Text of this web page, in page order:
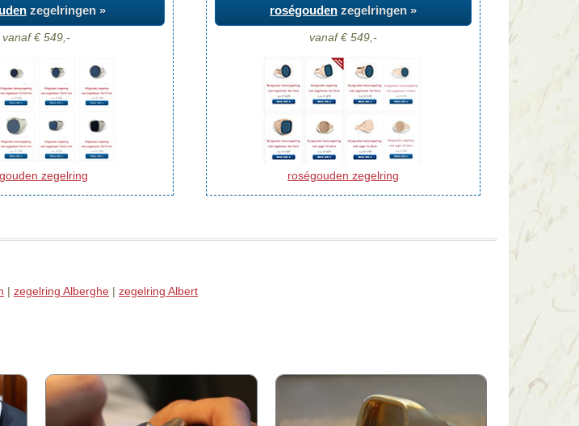
zegelringen »
vanaf € 549,-
zegelring
roségouden zegelringen »
vanaf € 549,-
roségouden zegelring
| zegelring Alberghe | zegelring Albert